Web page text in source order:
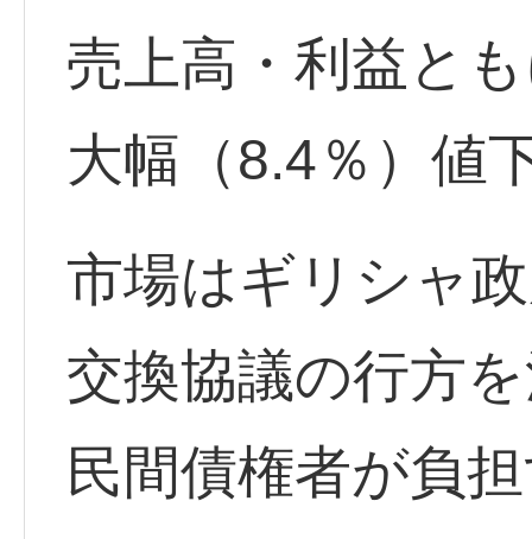
売上高・利益と
大幅（8.4％）値
市場はギリシャ
交換協議の行方
民間債権者が負